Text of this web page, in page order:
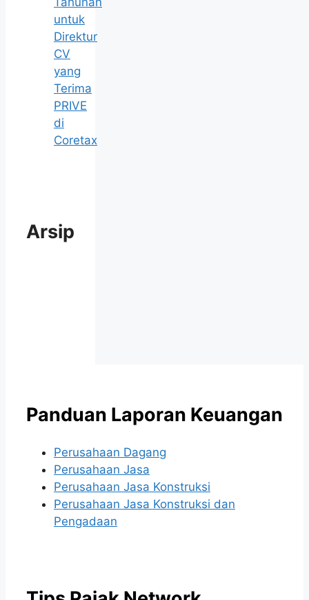
untuk
Direktur
CV
yang
Terima
PRIVE
di
Coretax
Arsip
Panduan Laporan Keuangan
Perusahaan Dagang
Perusahaan Jasa
Perusahaan Jasa Konstruksi
Perusahaan Jasa Konstruksi dan
Pengadaan